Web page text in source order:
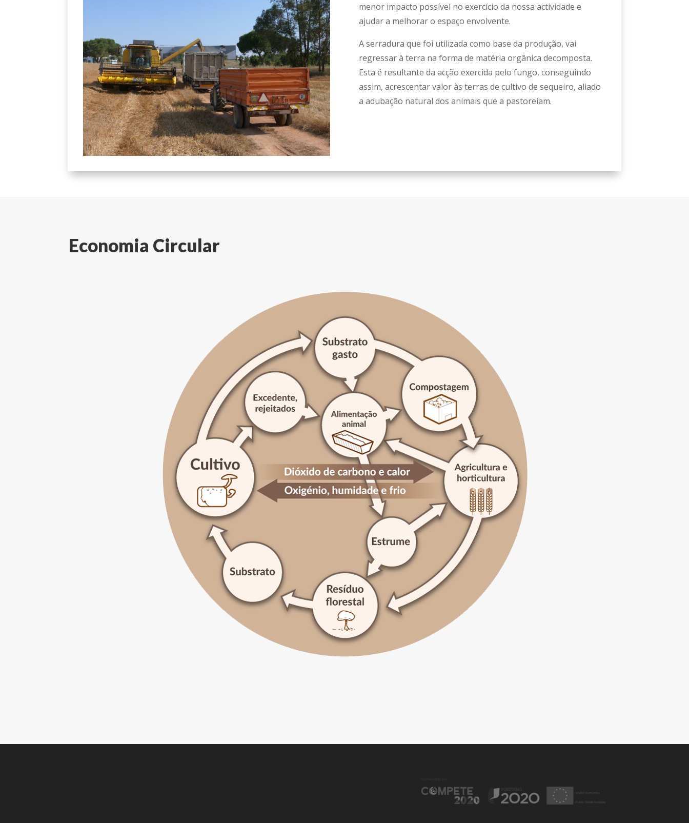
menor impacto possível no exercício da nossa actividade e
ajudar a melhorar o espaço envolvente.
A serradura que foi utilizada como base da produção, vai
regressar à terra na forma de matéria orgânica decomposta.
Esta é resultante da acção exercida pelo fungo, conseguindo
assim, acrescentar valor às terras de cultivo de sequeiro, aliado
a adubação natural dos animais que a pastoreiam.
Economia Circular